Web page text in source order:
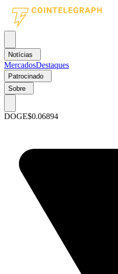
Notícias
MercadosDestaques
Patrocinado
Sobre
DOGE$0.06894